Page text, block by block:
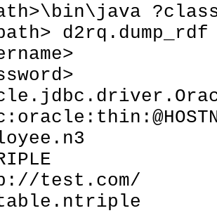
d2rq.dump_rdf
test.com/